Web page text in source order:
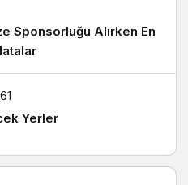
Sponsorluğu Alırken En
Yerler